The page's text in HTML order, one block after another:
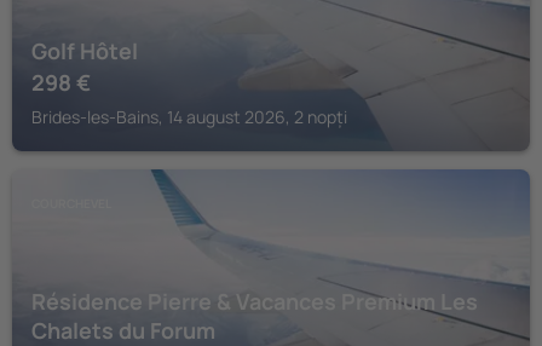
Golf Hôtel
298 €
Brides-les-Bains, 14 august 2026, 2 nopți
Résidence Pierre & Vacances Premium Les
Chalets du Forum